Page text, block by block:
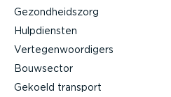
Gezond­heidszorg
Hulpdiensten
Verte­gen­woor­digers
Bouwsector
Gekoeld transport